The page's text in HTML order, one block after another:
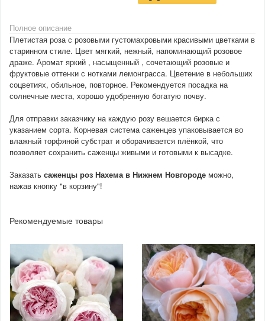
Полное описание
Плетистая роза с розовыми густомахровыми красивыми цветками в
старинном стиле. Цвет мягкий, нежный, напоминающий розовое
драже. Аромат яркий , насыщенный , сочетающий розовые и
фруктовые оттенки с нотками лемонграсса. Цветение в небольших
соцветиях, обильное, повторное. Рекомендуется посадка на
солнечные места, хорошо удобренную богатую почву.
Для отправки заказчику на каждую розу вешается бирка с
указанием сорта. Корневая система саженцев упаковывается во
влажный торфяной субстрат и оборачивается плёнкой, что
позволяет сохранить саженцы живыми и готовыми к высадке.
Заказать саженцы роз Нахема в Нижнем Новгороде можно,
нажав кнопку "в корзину"!
Рекомендуемые товары